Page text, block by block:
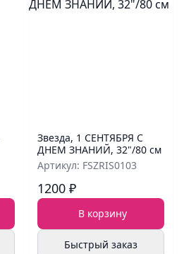
Звезда, 1 СЕНТЯБРЯ С
ДНЕМ ЗНАНИЙ, 32"/80 см
Артикул: FSZRIS0103
1200 ₽
В корзину
Быстрый заказ